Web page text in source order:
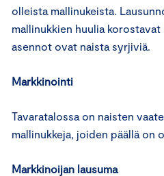
olleista mallinukeista.
mallinukkien huulia
asennot ovat naista syrjiviä.
Markkinointi
Tavaratalossa on naisten
mallinukkeja, joiden päällä on
Markkinoijan lausuma